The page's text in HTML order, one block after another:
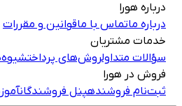
هورا
ماتماس با ماقوانین و مقررات
مشتریان
متداولروش‌های پرداختشیوه‌های
در هورا
فروشندهپنل فروشندگانآموزش